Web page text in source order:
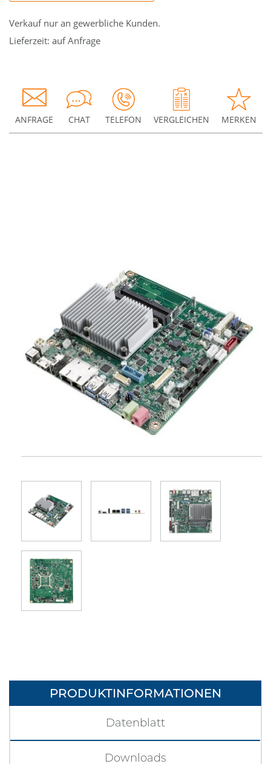
Verkauf nur an gewerbliche Kunden.
Lieferzeit: auf Anfrage
ANFRAGE CHAT TELEFON VERGLEICHEN MERKEN
PRODUKTINFORMATIONEN
Datenblatt
Downloads